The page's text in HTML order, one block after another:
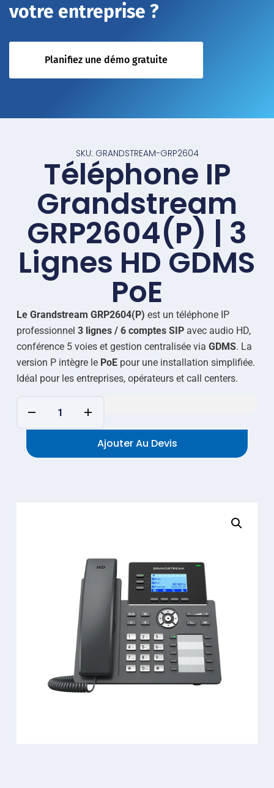
votre entreprise ?
Planifiez une démo gratuite
SKU: GRANDSTREAM-GRP2604
Téléphone IP
Grandstream
GRP2604(P) | 3
Lignes HD GDMS
PoE
Le Grandstream GRP2604(P) est un téléphone IP
professionnel 3 lignes / 6 comptes SIPavec audio HD,
conférence 5 voies et gestion centralisée via GDMS. La
version P intègre le PoEpour une installation simplifiée.
Idéal pour les entreprises, opérateurs et call centers.
Ajouter Au Devis